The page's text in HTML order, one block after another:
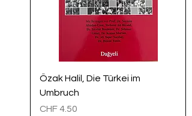
Özak Halil, Die Türkei im
Umbruch
Preis
CHF 4.50